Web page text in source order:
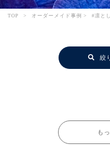
TOP > オーダーメイド事例 > #凛と
絞
も